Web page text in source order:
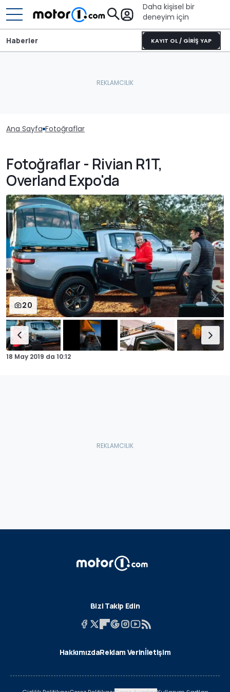
Daha kişisel bir
deneyim için
KAYIT OL / GİRİŞ YAP
Haberler
Ana Sayfa Fotoğraflar
Fotoğraflar - Rivian R1T,
Overland Expo'da
20
18 May 2019 da 10:12
Bizi Takip Edin
HakkımızdaReklam Verinİletişim